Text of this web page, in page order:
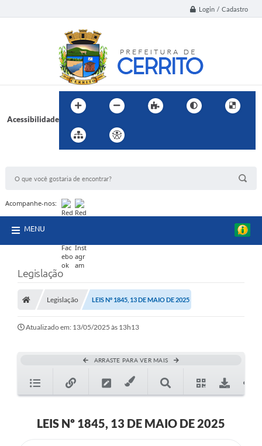
Login / Cadastro
Acessibilidade
Acompanhe-nos:
MENU
Legislação
Legislação LEIS Nº 1845, 13 DE MAIO DE 2025
Atualizado em: 13/05/2025 às 13h13
ARRASTE PARA VER MAIS
LEIS Nº 1845, 13 DE MAIO DE 2025